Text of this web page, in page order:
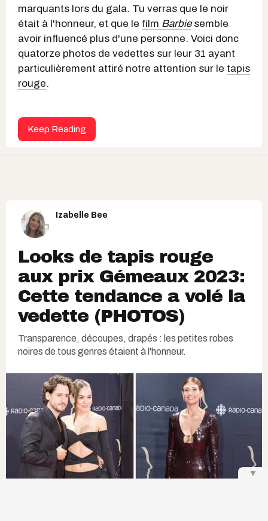
marquants lors du gala. Tu verras que le noir
était à l'honneur, et que le film Barbiesemble
avoir influencé plus d'une personne. Voici donc
quatorze photos de vedettes sur leur 31 ayant
particulièrement attiré notre attention sur le tapis
rouge.
Keep Reading
Izabelle Bee
Looks de tapis rouge
aux prix Gémeaux 2023:
Cette tendance a volé la
vedette (PHOTOS)
Transparence, découpes, drapés : les petites robes
noires de tous genres étaient à l'honneur.
▼